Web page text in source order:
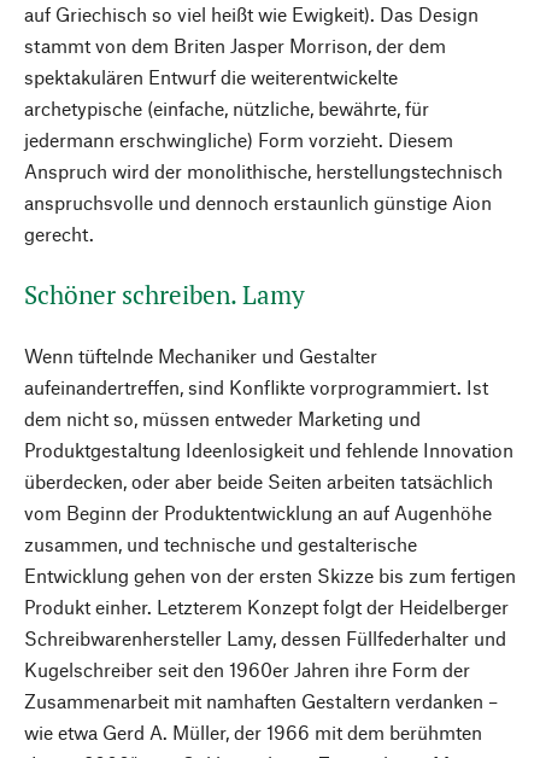
auf Griechisch so viel heißt wie Ewigkeit). Das Design
stammt von dem Briten Jasper Morrison, der dem
spektakulären Entwurf die weiterentwickelte
archetypische (einfache, nützliche, bewährte, für
jedermann erschwingliche) Form vorzieht. Diesem
Anspruch wird der monolithische, herstellungstechnisch
anspruchsvolle und dennoch erstaunlich günstige Aion
gerecht.
Schöner schreiben. Lamy
Wenn tüftelnde Mechaniker und Gestalter
aufeinandertreffen, sind Konflikte vorprogrammiert. Ist
dem nicht so, müssen entweder Marketing und
Produktgestaltung Ideenlosigkeit und fehlende Innovation
überdecken, oder aber beide Seiten arbeiten tatsächlich
vom Beginn der Produktentwicklung an auf Augenhöhe
zusammen, und technische und gestalterische
Entwicklung gehen von der ersten Skizze bis zum fertigen
Produkt einher. Letzterem Konzept folgt der Heidelberger
Schreibwarenhersteller Lamy, dessen Füllfederhalter und
Kugelschreiber seit den 1960er Jahren ihre Form der
Zusammenarbeit mit namhaften Gestaltern verdanken –
wie etwa Gerd A. Müller, der 1966 mit dem berühmten